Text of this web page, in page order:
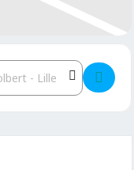
Address - Karaoké-